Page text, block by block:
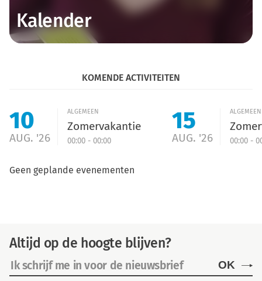
Kalender
KOMENDE ACTIVITEITEN
10
AUG. '26
ALGEMEEN
Zomervakantie
00:00 - 00:00
15
AUG. '26
ALGEMEEN
00:00 -
Geen geplande evenementen
Altijd op de hoogte blijven?
OK